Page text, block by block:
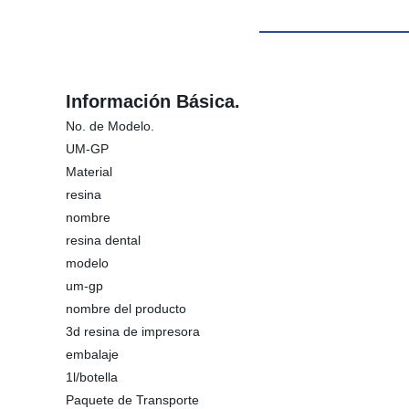
Información Básica.
No. de Modelo.
UM-GP
Material
resina
nombre
resina dental
modelo
um-gp
nombre del producto
3d resina de impresora
embalaje
1l/botella
Paquete de Transporte